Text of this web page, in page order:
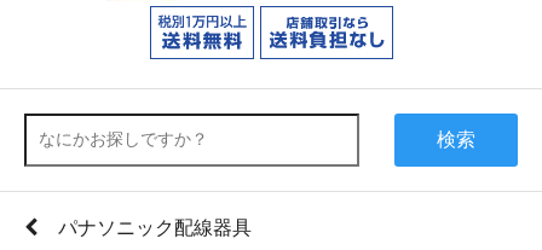
検索
パナソニック配線器具